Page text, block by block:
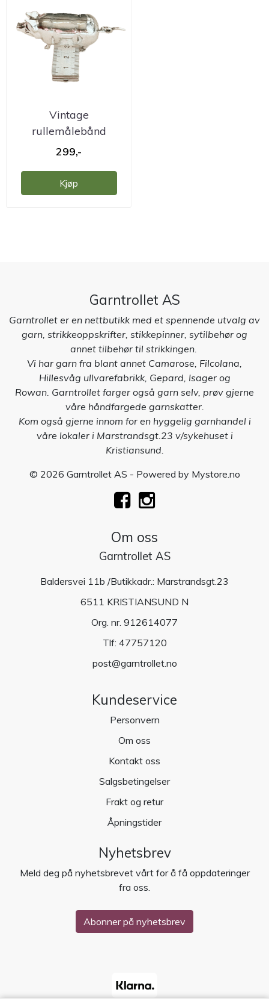
Vintage
rullemålebånd
sølvgris
299,-
Kjøp
Garntrollet AS
Garntrollet er en nettbutikk med et spennende utvalg av
garn, strikkeoppskrifter, stikkepinner, sytilbehør og
annet tilbehør til strikkingen.
Vi har garn fra blant annet Camarose, Filcolana,
Hillesvåg ullvarefabrikk, Gepard, Isager og
Rowan. Garntrollet farger også garn selv, prøv gjerne
våre håndfargede garnskatter.
Kom også gjerne innom for en hyggelig garnhandel i
våre lokaler i Marstrandsgt.23 v/sykehuset i
Kristiansund.
© 2026 Garntrollet AS - Powered by Mystore.no
Om oss
Garntrollet AS
Baldersvei 11b /Butikkadr.: Marstrandsgt.23
6511 KRISTIANSUND N
Org. nr. 912614077
Tlf: 47757120
post@garntrollet.no
Kundeservice
Personvern
Om oss
Kontakt oss
Salgsbetingelser
Frakt og retur
Åpningstider
Nyhetsbrev
Meld deg på nyhetsbrevet vårt for å få oppdateringer
fra oss.
Abonner på nyhetsbrev